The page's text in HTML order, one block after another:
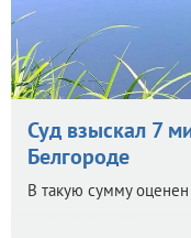
Суд взыскал 7
Белгороде
В такую сумму